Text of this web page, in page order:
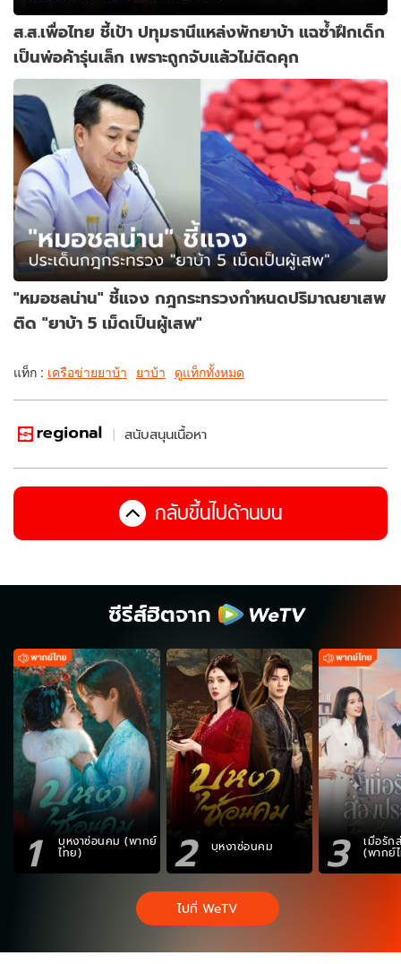
ส.ส.เพื่อไทย ชี้เป้า ปทุมธานีแหล่งพักยาบ้า แฉซ้ำฝึกเด็ก
เป็นพ่อค้ารุ่นเล็ก เพราะถูกจับแล้วไม่ติดคุก
"หมอชลน่าน" ชี้แจง กฎกระทรวงกำหนดปริมาณยาเสพ
ติด "ยาบ้า 5 เม็ดเป็นผู้เสพ"
แท็ก : เครือข่ายยาบ้า ยาบ้า ดูแท็กทั้งหมด
สนับสนุนเนื้อหา
กลับขึ้นไปด้านบน
ซีรีส์ฮิตจาก
1 บุหงาซ่อนคม (พากย์
ไทย) 2 บุหงาซ่อนคม 3 เมื่อรัก
(พากย์
ไปที่ WeTV